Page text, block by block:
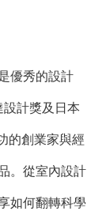
優秀的設計
計獎及日本
的創業家與經
。從室內設計
如何翻轉科學